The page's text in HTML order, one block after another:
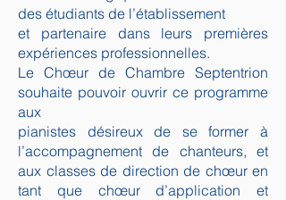
des étudiants de l’établissement
et partenaire dans leurs premières
expériences professionnelles.
Le Chœur de Chambre Septentrion
souhaite pouvoir ouvrir ce programme
aux
pianistes désireux de se former à
l’accompagnement de chanteurs, et
aux classes de direction de chœur en
tant que chœur d’application et